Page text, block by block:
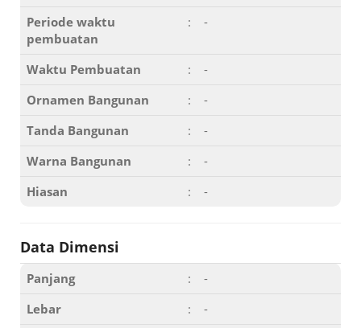
Periode waktu
pembuatan
: -
Waktu Pembuatan :
-
Ornamen Bangunan
:
-
Tanda Bangunan
:
-
Warna Bangunan
:
-
Hiasan
: -
Data Dimensi
Panjang :
-
Lebar
:
-